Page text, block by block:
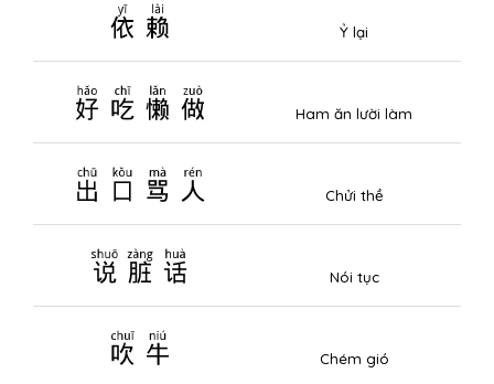
依赖 Ỷ lại
好吃懒做 Ham ăn lười làm
出口骂人 Chửi thề
说脏话 Nói tục
吹牛 Chém gió